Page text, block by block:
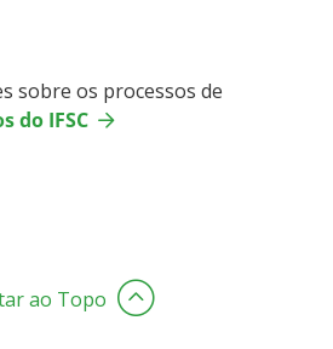
sobre os processos de
do IFSC
ao Topo